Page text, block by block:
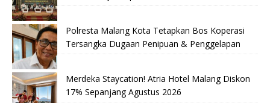
Polresta Malang Kota Tetapkan Bos Koperasi
Tersangka Dugaan Penipuan & Penggelapan
Merdeka Staycation! Atria Hotel Malang Diskon
17% Sepanjang Agustus 2026